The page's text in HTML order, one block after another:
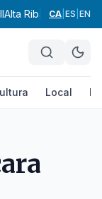
Alta RibagorçaAnoia
CA ES EN
Local